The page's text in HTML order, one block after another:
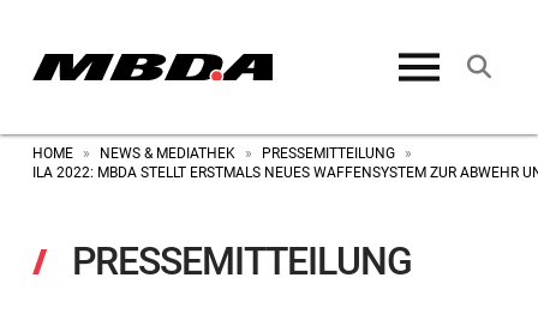
HOME » NEWS & MEDIATHEK » PRESSEMITTEILUNG
»
ILA 2022: MBDA STELLT ERSTMALS NEUES WAFFENSYSTEM ZUR ABWEHR
PRESSEMITTEILUNG